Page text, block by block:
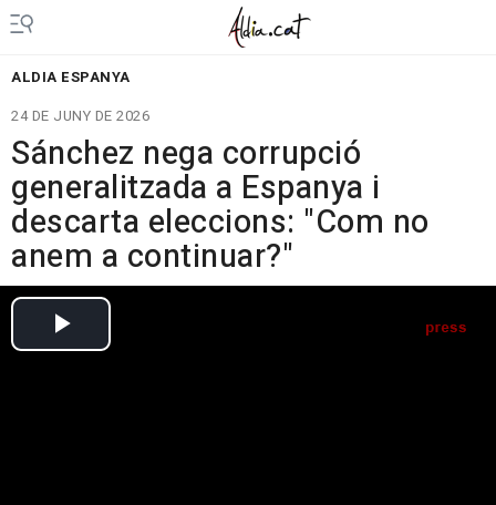
ALDIA ESPANYA
24 DE JUNY DE 2026
Sánchez nega corrupció
generalitzada a Espanya i
descarta eleccions: "Com no
anem a continuar?"